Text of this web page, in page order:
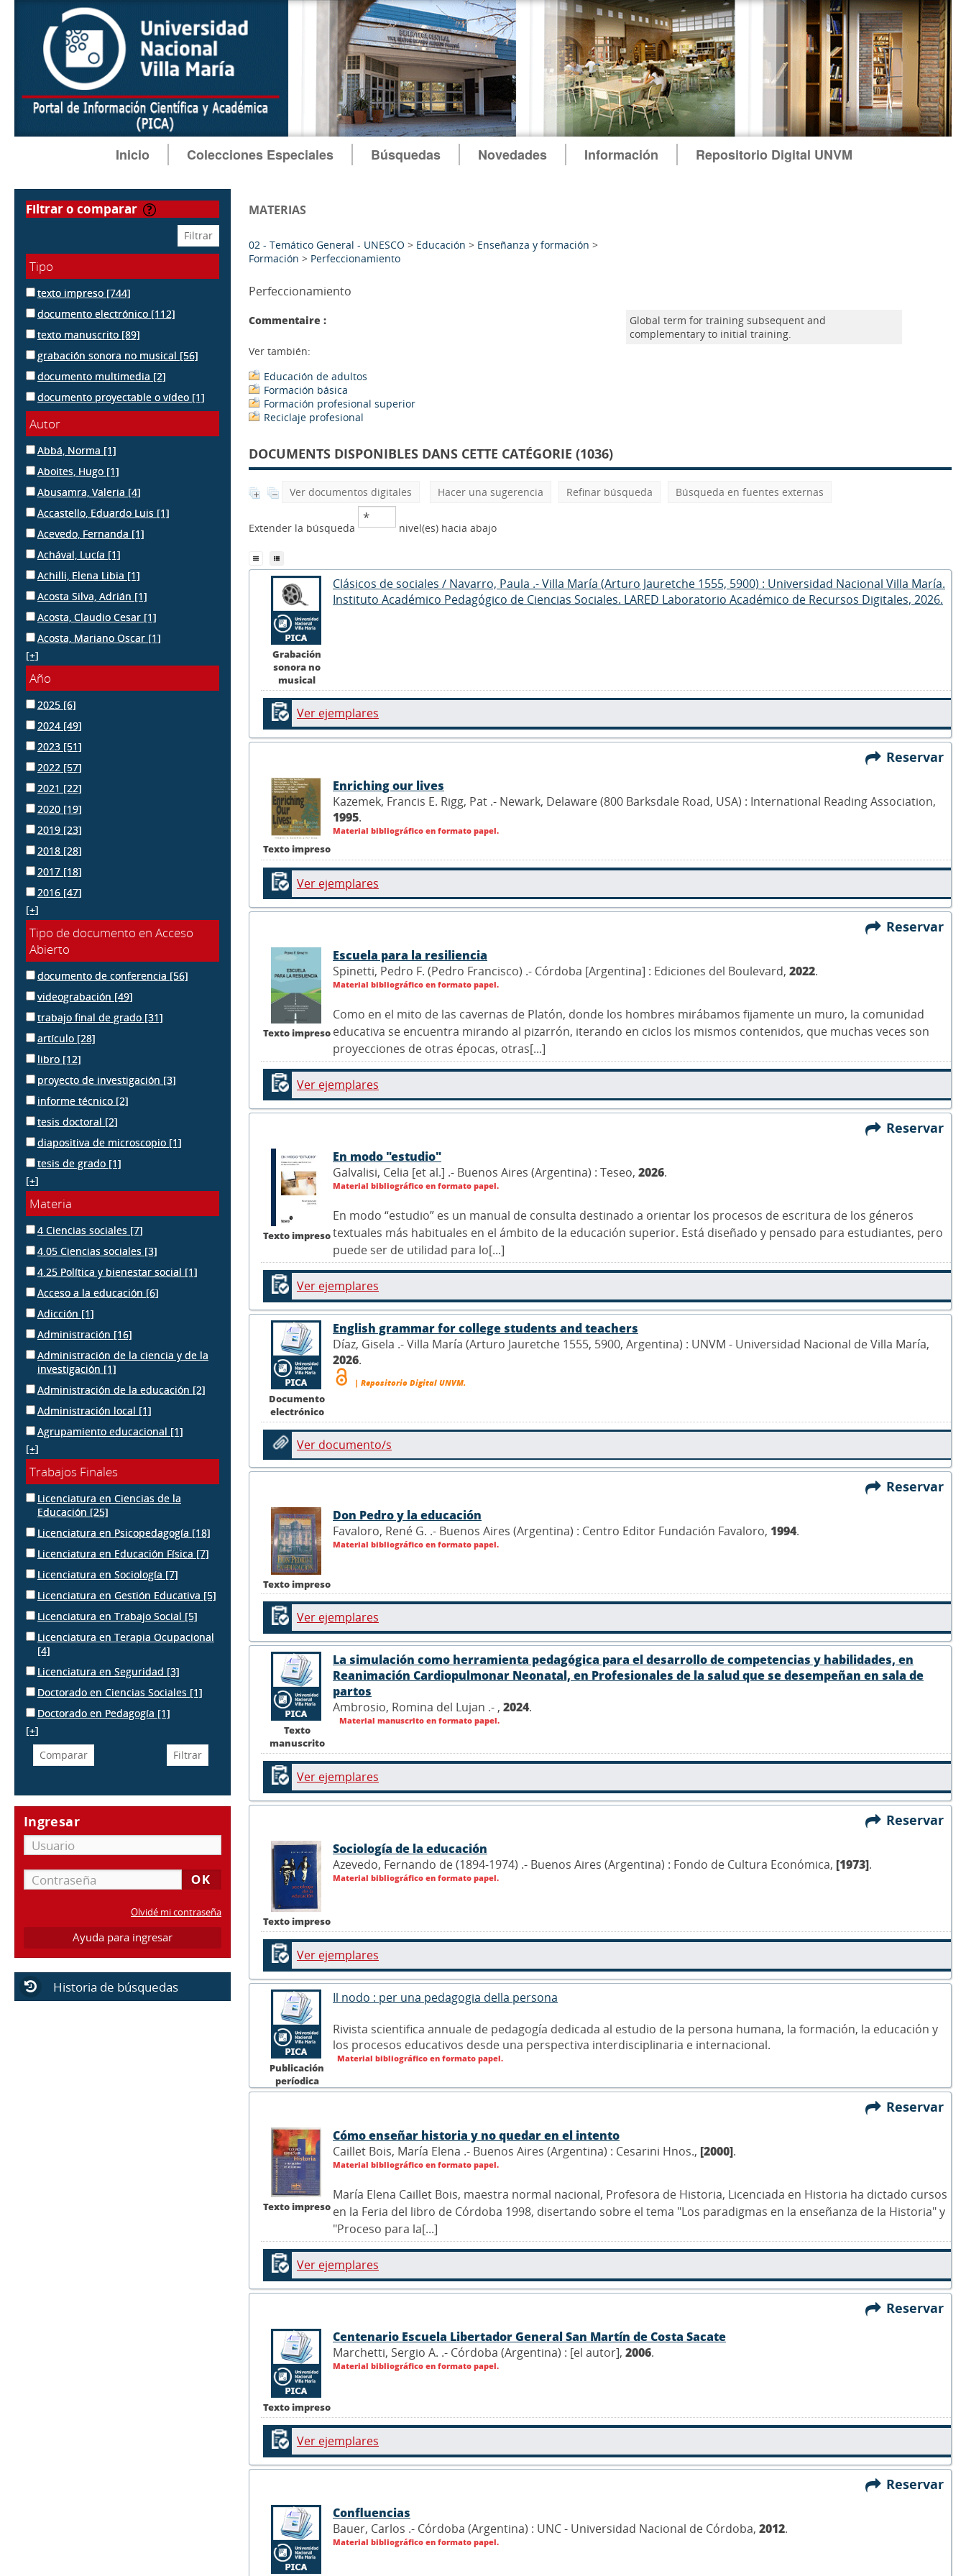
Inicio Colecciones Especiales Búsquedas Novedades Información Repositorio Digital UNVM
filtrar o comparar
Tipo
texto impreso [744]
documento electrónico [112]
texto manuscrito [89]
grabación sonora no musical [56]
documento multimedia [2]
documento proyectable o vídeo [1]
Autor
Abbá, Norma [1]
Aboites, Hugo [1]
Abusamra, Valeria [4]
Accastello, Eduardo Luis [1]
Acevedo, Fernanda [1]
Achával, Lucía [1]
Achilli, Elena Libia [1]
Acosta Silva, Adrián [1]
Acosta, Claudio Cesar [1]
Acosta, Mariano Oscar [1]
[+]
Año
2025 [6]
2024 [49]
2023 [51]
2022 [57]
2021 [22]
2020 [19]
2019 [23]
2018 [28]
2017 [18]
2016 [47]
[+]
Tipo de documento en Acceso
Abierto
documento de conferencia [56]
videograbación [49]
trabajo final de grado [31]
artículo [28]
libro [12]
proyecto de investigación [3]
informe técnico [2]
tesis doctoral [2]
diapositiva de microscopio [1]
tesis de grado [1]
[+]
Materia
4 Ciencias sociales [7]
4.05 Ciencias sociales [3]
4.25 Política y bienestar social [1]
Acceso a la educación [6]
Adicción [1]
Administración [16]
Administración de la ciencia y de la
investigación [1]
Administración de la educación [2]
Administración local [1]
Agrupamiento educacional [1]
[+]
Trabajos Finales
Licenciatura en Ciencias de la
Educación [25]
Licenciatura en Psicopedagogía [18]
Licenciatura en Educación Física [7]
Licenciatura en Sociología [7]
Licenciatura en Gestión Educativa [5]
Licenciatura en Trabajo Social [5]
Licenciatura en Terapia Ocupacional
[4]
Licenciatura en Seguridad [3]
Doctorado en Ciencias Sociales [1]
Doctorado en Pedagogía [1]
[+]
Ingresar
Olvidé mi contraseña
Ayuda para ingresar
Historia de búsquedas
MATERIAS
02 - Temático General - UNESCO > Educación > Enseñanza y formación >
Formación > Perfeccionamiento
Perfeccionamiento
Commentaire :
Global term for training subsequent and
complementary to initial training.
Ver también:
Educación de adultos
Formación básica
Formación profesional superior
Reciclaje profesional
DOCUMENTS DISPONIBLES DANS CETTE CATÉGORIE (1036)
Ver documentos digitales Hacer una sugerencia Refinar búsqueda Búsqueda en fuentes externas
Extender la búsqueda nivel(es) hacia abajo
Grabación
sonora no
musical
Clásicos de sociales / Navarro, Paula .- Villa María (Arturo Jauretche 1555, 5900) : Universidad Nacional Villa María.
Instituto Académico Pedagógico de Ciencias Sociales. LARED Laboratorio Académico de Recursos Digitales, 2026.
Ver ejemplares
Reservar
Texto impreso
Enriching our lives
Kazemek, Francis E. Rigg, Pat .- Newark, Delaware (800 Barksdale Road, USA) : International Reading Association,
1995.
Material bibliográfico en formato papel.
Ver ejemplares
Reservar
Texto impreso
Escuela para la resiliencia
Spinetti, Pedro F. (Pedro Francisco) .- Córdoba [Argentina] : Ediciones del Boulevard, 2022.
Material bibliográfico en formato papel.
Como en el mito de las cavernas de Platón, donde los hombres mirábamos fijamente un muro, la comunidad
educativa se encuentra mirando al pizarrón, iterando en ciclos los mismos contenidos, que muchas veces son
proyecciones de otras épocas, otras[...]
Ver ejemplares
Reservar
Texto impreso
En modo "estudio"
Galvalisi, Celia [et al.] .- Buenos Aires (Argentina) : Teseo, 2026.
Material bibliográfico en formato papel.
En modo “estudio” es un manual de consulta destinado a orientar los procesos de escritura de los géneros
textuales más habituales en el ámbito de la educación superior. Está diseñado y pensado para estudiantes, pero
puede ser de utilidad para lo[...]
Ver ejemplares
Documento
electrónico
English grammar for college students and teachers
Díaz, Gisela .- Villa María (Arturo Jauretche 1555, 5900, Argentina) : UNVM - Universidad Nacional de Villa María,
2026.
| Repositorio Digital UNVM.
Ver documento/s
Reservar
Texto impreso
Don Pedro y la educación
Favaloro, René G. .- Buenos Aires (Argentina) : Centro Editor Fundación Favaloro, 1994.
Material bibliográfico en formato papel.
Ver ejemplares
Texto
manuscrito
La simulación como herramienta pedagógica para el desarrollo de competencias y habilidades, en
Reanimación Cardiopulmonar Neonatal, en Profesionales de la salud que se desempeñan en sala de
partos
Ambrosio, Romina del Lujan .- , 2024.
Material manuscrito en formato papel.
Ver ejemplares
Reservar
Texto impreso
Sociología de la educación
Azevedo, Fernando de (1894-1974) .- Buenos Aires (Argentina) : Fondo de Cultura Económica, [1973].
Material bibliográfico en formato papel.
Ver ejemplares
Publicación
períodica
Il nodo : per una pedagogia della persona
Rivista scientifica annuale de pedagogía dedicada al estudio de la persona humana, la formación, la educación y
los procesos educativos desde una perspectiva interdisciplinaria e internacional.
Material bibliográfico en formato papel.
Reservar
Texto impreso
Cómo enseñar historia y no quedar en el intento
Caillet Bois, María Elena .- Buenos Aires (Argentina) : Cesarini Hnos., [2000].
Material bibliográfico en formato papel.
María Elena Caillet Bois, maestra normal nacional, Profesora de Historia, Licenciada en Historia ha dictado cursos
en la Feria del libro de Córdoba 1998, disertando sobre el tema "Los paradigmas en la enseñanza de la Historia" y
"Proceso para la[...]
Ver ejemplares
Reservar
Texto impreso
Centenario Escuela Libertador General San Martín de Costa Sacate
Marchetti, Sergio A. .- Córdoba (Argentina) : [el autor], 2006.
Material bibliográfico en formato papel.
Ver ejemplares
Reservar
Confluencias
Bauer, Carlos .- Córdoba (Argentina) : UNC - Universidad Nacional de Córdoba, 2012.
Material bibliográfico en formato papel.